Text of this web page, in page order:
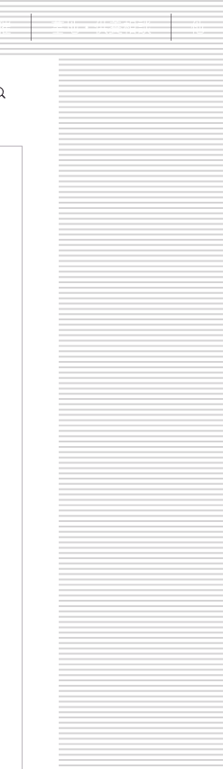
墓地・供養相談 他